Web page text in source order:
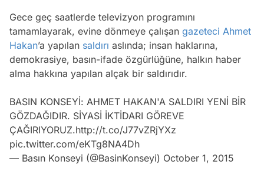
Gece geç saatlerde televizyon programını
tamamlayarak, evine dönmeye çalışan gazeteci Ahmet
Hakan’a yapılan saldırı aslında; insan haklarına,
demokrasiye, basın-ifade özgürlüğüne, halkın haber
alma hakkına yapılan alçak bir saldırıdır.
BASIN KONSEYİ: AHMET HAKAN'A SALDIRI YENİ BİR
GÖZDAĞIDIR. SİYASİ İKTİDARI GÖREVE
ÇAĞIRIYORUZ.http://t.co/J77vZRjYXz
pic.twitter.com/eKTg8NA4Dh
— Basın Konseyi (@BasinKonseyi) October 1, 2015